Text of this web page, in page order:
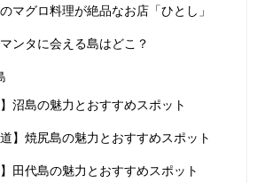
マグロ料理が絶品なお店「ひとし」
ンタに会える島はどこ？
】沼島の魅力とおすすめスポット
道】焼尻島の魅力とおすすめスポット
】田代島の魅力とおすすめスポット